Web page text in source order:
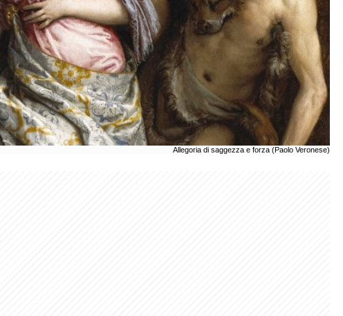
Allegoria di saggezza e forza (Paolo Veronese)